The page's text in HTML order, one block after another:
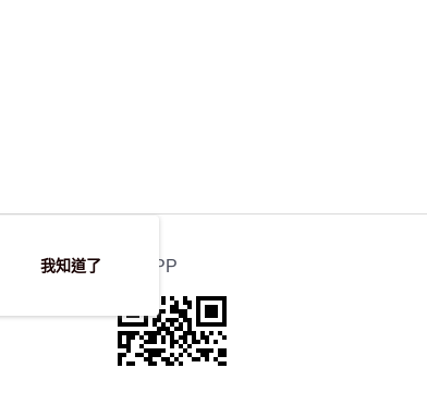
官方APP
我知道了